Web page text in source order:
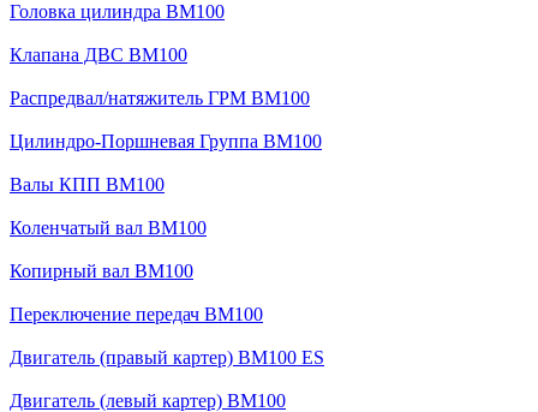
Головка цилиндра BM100
Клапана ДВС BM100
Распредвал/натяжитель ГРМ BM100
Цилиндро-Поршневая Группа BM100
Валы КПП BM100
Коленчатый вал BM100
Копирный вал BM100
Переключение передач BM100
Двигатель (правый картер) BM100 ES
Двигатель (левый картер) BM100